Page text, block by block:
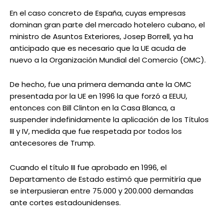
En el caso concreto de España, cuyas empresas
dominan gran parte del mercado hotelero cubano, el
ministro de Asuntos Exteriores, Josep Borrell, ya ha
anticipado que es necesario que la UE acuda de
nuevo a la Organización Mundial del Comercio (OMC).
De hecho, fue una primera demanda ante la OMC
presentada por la UE en 1996 la que forzó a EEUU,
entonces con Bill Clinton en la Casa Blanca, a
suspender indefinidamente la aplicación de los Títulos
III y IV, medida que fue respetada por todos los
antecesores de Trump.
Cuando el título III fue aprobado en 1996, el
Departamento de Estado estimó que permitiría que
se interpusieran entre 75.000 y 200.000 demandas
ante cortes estadounidenses.